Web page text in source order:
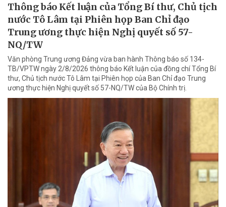
Thông báo Kết luận của Tổng Bí thư, Chủ tịch
nước Tô Lâm tại Phiên họp Ban Chỉ đạo
Trung ương thực hiện Nghị quyết số 57-
NQ/TW
Văn phòng Trung ương Đảng vừa ban hành Thông báo số 134-
TB/VPTW ngày 2/8/2026 thông báo Kết luận của đồng chí Tổng Bí
thư, Chủ tịch nước Tô Lâm tại Phiên họp của Ban Chỉ đạo Trung
ương thực hiện Nghị quyết số 57-NQ/TW của Bộ Chính trị.